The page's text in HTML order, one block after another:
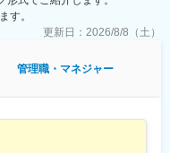
等の組立加工業IT調達ツー
立上予定。
行していただきます。
レビ、自動車部品等あらゆ
現在世界各国でニーズに応
点を設け、グローバルな企
す。
更新日： 2026/8/8（土）
管理職・マネジャー